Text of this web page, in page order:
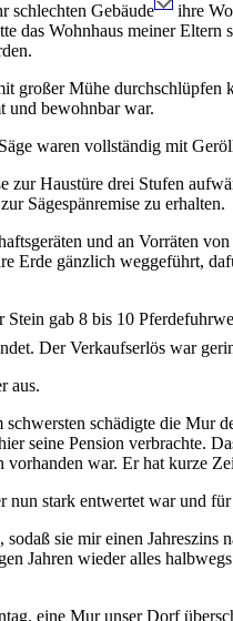
schlechten Gebäude
ihre
Wohnhaus meiner
Mühe durchschlüpfen
und bewohnbar war.
waren vollständig mit
Haustüre drei Stufen
Sägespänremise zu erhalten.
und an Vorräten
gänzlich weggeführt,
gab 8 bis 10
Der Verkaufserlös war
aus.
schädigte die Mur
seine Pension verbrachte.
war. Er hat kurze
stark entwertet war und
sie mir einen
Jahren wieder alles
eine Mur unser Dorf